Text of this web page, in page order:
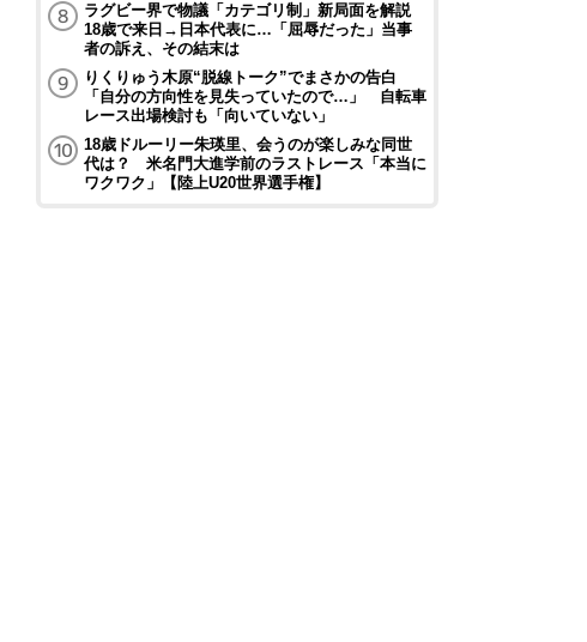
ラグビー界で物議「カテゴリ制」新局面を解説
18歳で来日→日本代表に…「屈辱だった」当事
者の訴え、その結末は
りくりゅう木原“脱線トーク”でまさかの告白
「自分の方向性を見失っていたので…」 自転車
レース出場検討も「向いていない」
18歳ドルーリー朱瑛里、会うのが楽しみな同世
代は？ 米名門大進学前のラストレース「本当に
ワクワク」【陸上U20世界選手権】